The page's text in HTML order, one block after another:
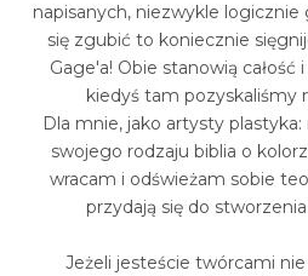
napisanych, niezwykle
się zgubić to koniecznie
Gage'a! Obie stanowią całość
kiedyś tam pozyskaliśmy
Dla mnie, jako artysty
swojego rodzaju biblia o
wracam i odświeżam sobie
przydają się do
Jeżeli jesteście twórcami